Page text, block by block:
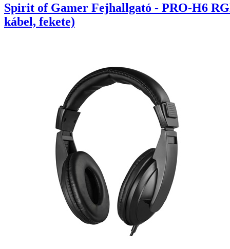
Spirit of Gamer Fejhallgató - PRO-H6
kábel, fekete)